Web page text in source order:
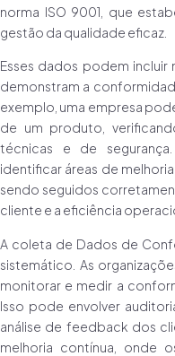
norma ISO 9001, que
gestão da qualidade eficaz.
Esses dados podem incluir
demonstram a
exemplo, uma empresa
de um produto,
técnicas e de
identificar áreas de
sendo seguidos
cliente e a eficiência
A coleta de Dados de
sistemático. As
monitorar e medir a
Isso pode envolver
análise de feedback dos
melhoria contínua, onde